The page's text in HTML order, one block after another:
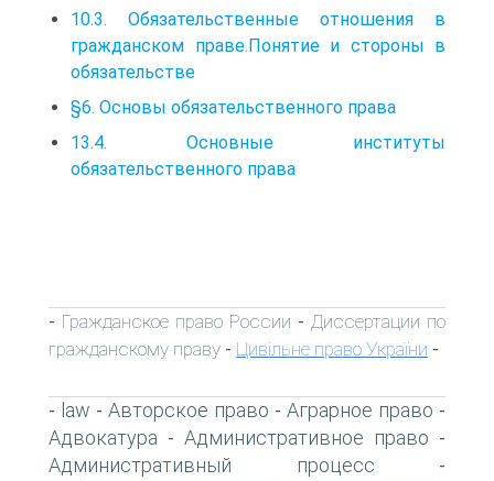
10.3. Обязательственные отношения в
гражданском праве.Понятие и стороны в
обязательстве
§6. Основы обязательственного права
13.4. Основные институты
обязательственного права
- Гражданское право России - Диссертации по
гражданскому праву - Цивільне право України -
- law - Авторское право - Аграрное право -
Адвокатура - Административное право -
Административный процесс -